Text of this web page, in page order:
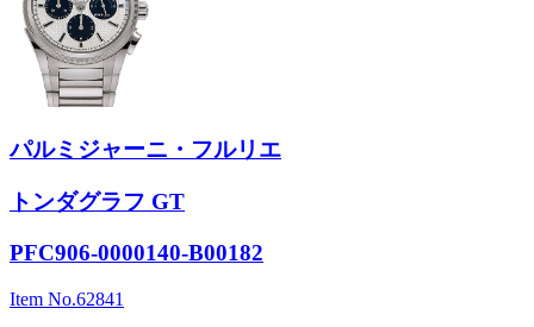
パルミジャーニ・フルリエ
トンダグラフ GT
PFC906-0000140-B00182
Item No.62841